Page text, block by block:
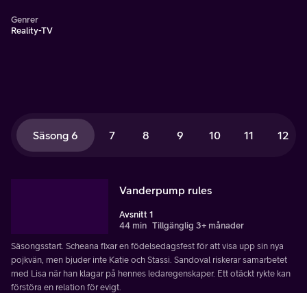
Genrer
Reality-TV
Säsong 6 7 8 9 10 11 12
Vanderpump rules
Avsnitt 1
44 min Tillgänglig 3+ månader
Säsongsstart. Scheana fixar en födelsedagsfest för att visa upp sin nya
pojkvän, men bjuder inte Katie och Stassi. Sandoval riskerar samarbetet
med Lisa när han klagar på hennes ledaregenskaper. Ett otäckt rykte kan
förstöra en relation för evigt.